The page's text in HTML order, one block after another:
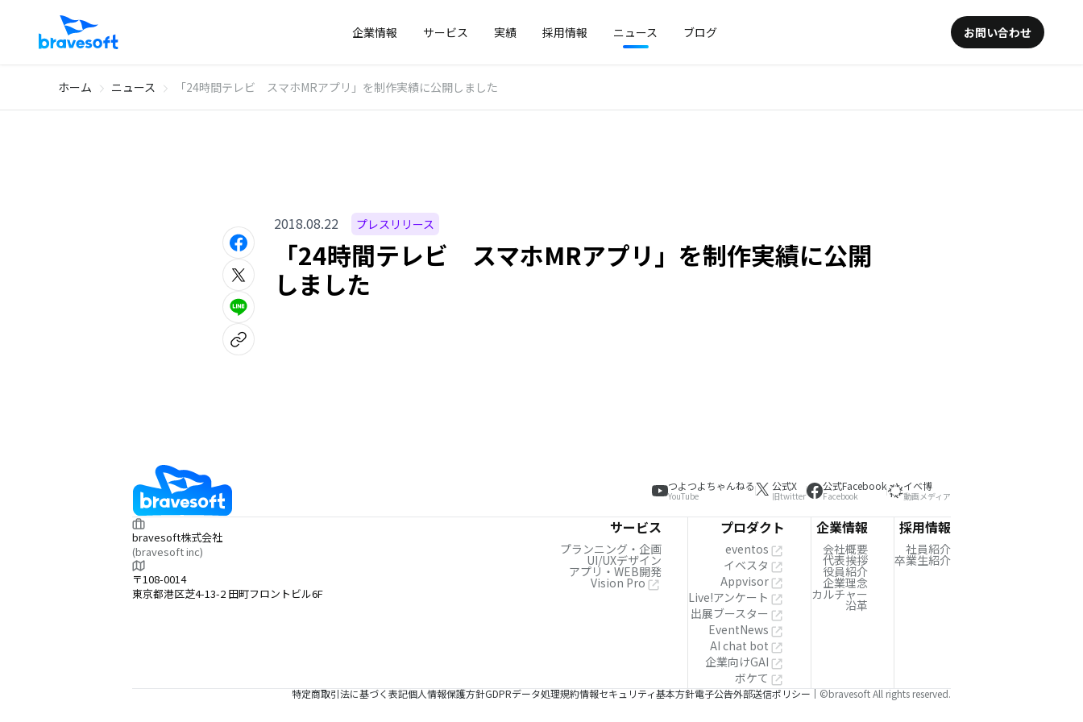
企業情報 サービス 実績 採用情報 ニュース ブログ お問い合わせ
ホーム ニュース 「24時間テレビ スマホMRアプリ」を制作実績に公開しました
2018.08.22 プレスリリース
「24時間テレビ スマホMRアプリ」を制作実績に公開
しました
つよつよちゃんねる
YouTube
公式X
旧twitter
公式Facebook
Facebook
イベ博
動画メディア
bravesoft株式会社
(bravesoft inc)
〒108-0014
東京都港区芝4-13-2 田町フロントビル6F
サービス
プランニング・企画
UI/UXデザイン
アプリ・WEB開発
Vision Pro
プロダクト
eventos
イベスタ
Appvisor
Live!アンケート
出展ブースター
EventNews
AI chat bot
企業向けGAI
ボケて
企業情報
会社概要
代表挨拶
役員紹介
企業理念
カルチャー
沿革
採用情報
社員紹介
卒業生紹介
特定商取引法に基づく表記個人情報保護方針GDPRデータ処理規約情報セキュリティ基本方針電子公告外部送信ポリシー ©bravesoft All rights reserved.